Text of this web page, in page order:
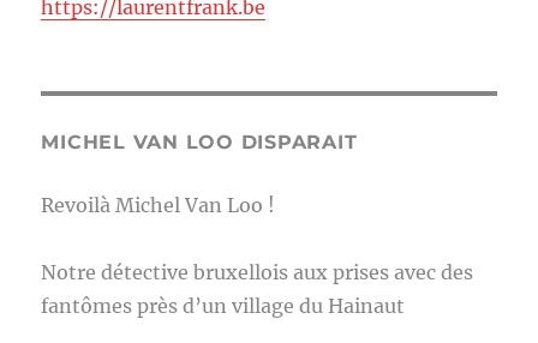
https://laurentfrank.be
MICHEL VAN LOO DISPARAIT
Revoilà Michel Van Loo !
Notre détective bruxellois aux prises avec des
fantômes près d’un village du Hainaut